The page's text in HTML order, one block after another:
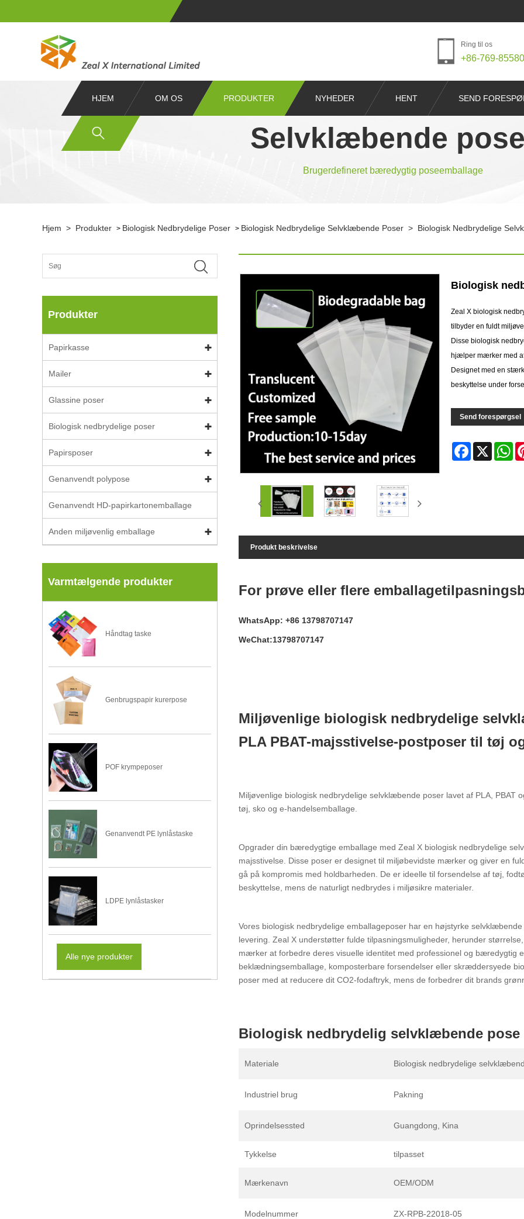
Ring til os
+86-769-
HJEM OM OS PRODUKTER NYHEDER HENT SEND
Selvklæbende
Brugerdefineret bæredygtig poseemballage
Hjem > Produkter > Biologisk Nedbrydelige Poser > Biologisk Nedbrydelige Selvklæbende Poser > Biologisk Nedbrydelige
Produkter
Papirkasse
Mailer
Glassine poser
Biologisk nedbrydelige poser
Papirsposer
Genanvendt polypose
Genanvendt HD-papirkartonemballage
Anden miljøvenlig emballage
Varmtælgende produkter
Håndtag taske
Genbrugspapir kurerpose
POF krympeposer
Genanvendt PE lynlåstaske
LDPE lynlåstasker
Alle nye produkter
Biologisk
Zeal X biologisk
tilbyder en fuldt
Disse biologisk
hjælper mærker med
Designet med en
beskyttelse under
Send forespørgsel
Facebook
Produkt beskrivelse
For prøve eller flere
WhatsApp: +86 13798707147
WeChat:13798707147
Miljøvenlige biologisk nedbrydelige
PLA PBAT-majsstivelse-postposer til tøj
Miljøvenlige biologisk nedbrydelige selvklæbende poser lavet af PLA, PBAT
tøj, sko og e-handelsemballage.
Opgrader din bæredygtige emballage med Zeal X biologisk nedbrydelige
majsstivelse. Disse poser er designet til miljøbevidste mærker og giver en
gå på kompromis med holdbarheden. De er ideelle til forsendelse af tøj,
beskyttelse, mens de naturligt nedbrydes i miljøsikre materialer.
Vores biologisk nedbrydelige emballageposer har en højstyrke
levering. Zeal X understøtter fulde tilpasningsmuligheder, herunder
mærker at forbedre deres visuelle identitet med professionel og bæredygtig
beklædningsemballage, komposterbare forsendelser eller skræddersyede
poser med at reducere dit CO2-fodaftryk, mens de forbedrer dit brands
Biologisk nedbrydelig selvklæbende pose
Materiale Biologisk nedbrydelige
Industriel brug Pakning
Oprindelsessted Guangdong, Kina
Tykkelse tilpasset
Mærkenavn OEM/ODM
Modelnummer ZX-RPB-22018-05